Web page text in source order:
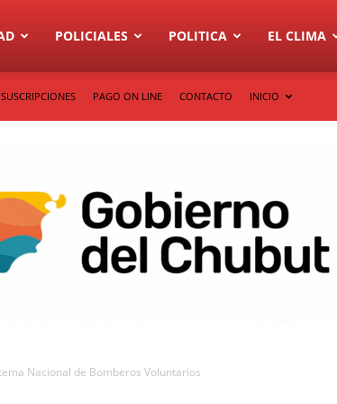
POLICIALES POLITICA EL CLIMA
SUSCRIPCIONES PAGO ON LINE CONTACTO INICIO
Nacional de Bomberos Voluntarios